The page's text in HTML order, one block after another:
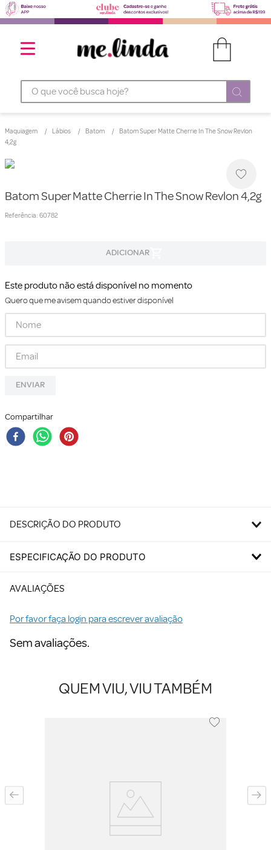
O que você busca hoje?
Maquiagem Lábios Batom
Batom Super Matte Cherrie In The Snow Revlon
4,2g
Batom Super Matte Cherrie In The Snow Revlon 4,2g
Referência: 60782
Este produto não está disponível no momento
Quero que me avisem quando estiver disponível
ENVIAR
Compartilhar
DESCRIÇÃO DO PRODUTO
ESPECIFICAÇÃO DO PRODUTO
AVALIAÇÕES
Por favor faça login para escrever avaliação
Sem avaliações.
QUEM VIU, VIU TAMBÉM